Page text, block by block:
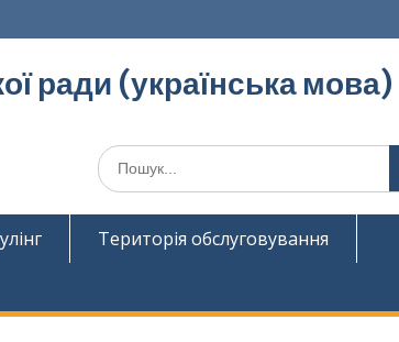
ради (українська мова)
Шукати:
Територія обслуговування